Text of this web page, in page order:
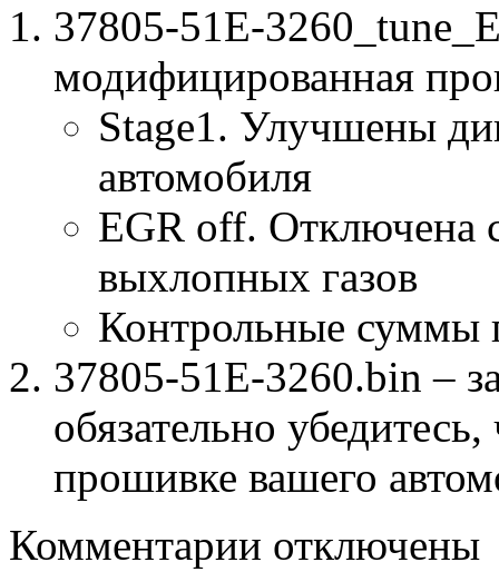
37805-51E-
модифицированная
Stage1. Улучшены
автомобиля
EGR off. Отключена
выхлопных газов
Контрольные суммы
37805-51E-3260.bin –
обязательно
прошивке вашего
Комментарии записи
отключены